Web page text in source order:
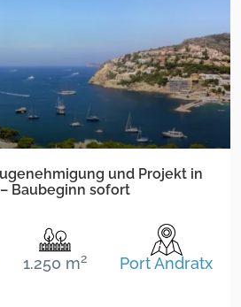
und Projekt in
Baubeginn sofort
1.250 m2 Port Andratx